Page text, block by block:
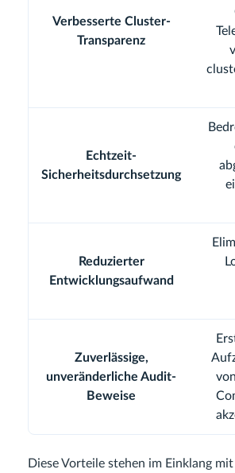
Verbesserte Cluster-
Transparenz
Echtzeit-
Sicherheitsdurchsetzung
Reduzierter
Entwicklungsaufwand
Zuverlässige,
unveränderliche Audit-
Beweise
Diese Vorteile stehen im Einklang